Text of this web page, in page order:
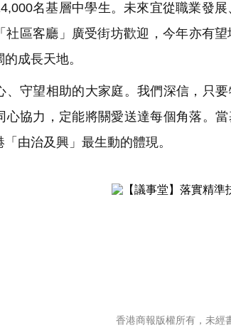
名基層中學生。未來宜從職業發
社區客廳」廣受街坊歡迎，今年亦有
成長天地。
守望相助的大家庭。我們深信，只
心協力，定能將關愛送達每個角落。
由治及興」最生動的體現。
香港商報版權所有，未經